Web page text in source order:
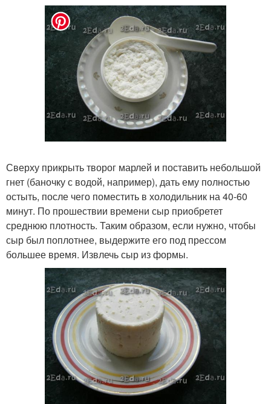
Сверху прикрыть творог марлей и поставить небольшой
гнет (баночку с водой, например), дать ему полностью
остыть, после чего поместить в холодильник на 40-60
минут. По прошествии времени сыр приобретет
среднюю плотность. Таким образом, если нужно, чтобы
сыр был поплотнее, выдержите его под прессом
большее время. Извлечь сыр из формы.